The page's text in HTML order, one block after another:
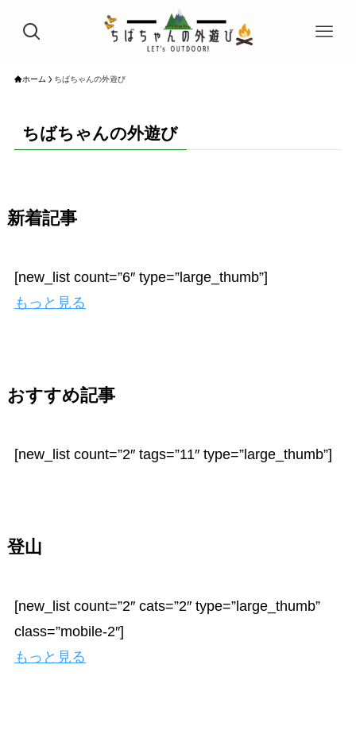
ホーム ちばちゃんの外遊び
ちばちゃんの外遊び
新着記事
[new_list count=”6″ type=”large_thumb”]
もっと見る
おすすめ記事
[new_list count=”2″ tags=”11″ type=”large_thumb”]
登山
[new_list count=”2″ cats=”2″ type=”large_thumb”
class=”mobile-2″]
もっと見る